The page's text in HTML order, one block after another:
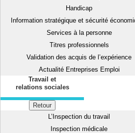
Handicap
Information stratégique et sécurité
Services à la personne
Titres professionnels
Validation des acquis de l’expérience
Actualité Entreprises Emploi
Travail et
relations sociales
Retour
L’Inspection du travail
Inspection médicale